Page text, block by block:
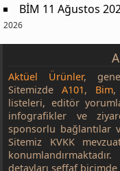
BİM 11 Ağustos
2026
Aktüel Ürünler,
SitemizdeA101, Bim,
listeleri, editör
infografikler ve
sponsorlu bağlantılar
Sitemiz KVKK
konumlandırmaktadır.
detayları şeffaf